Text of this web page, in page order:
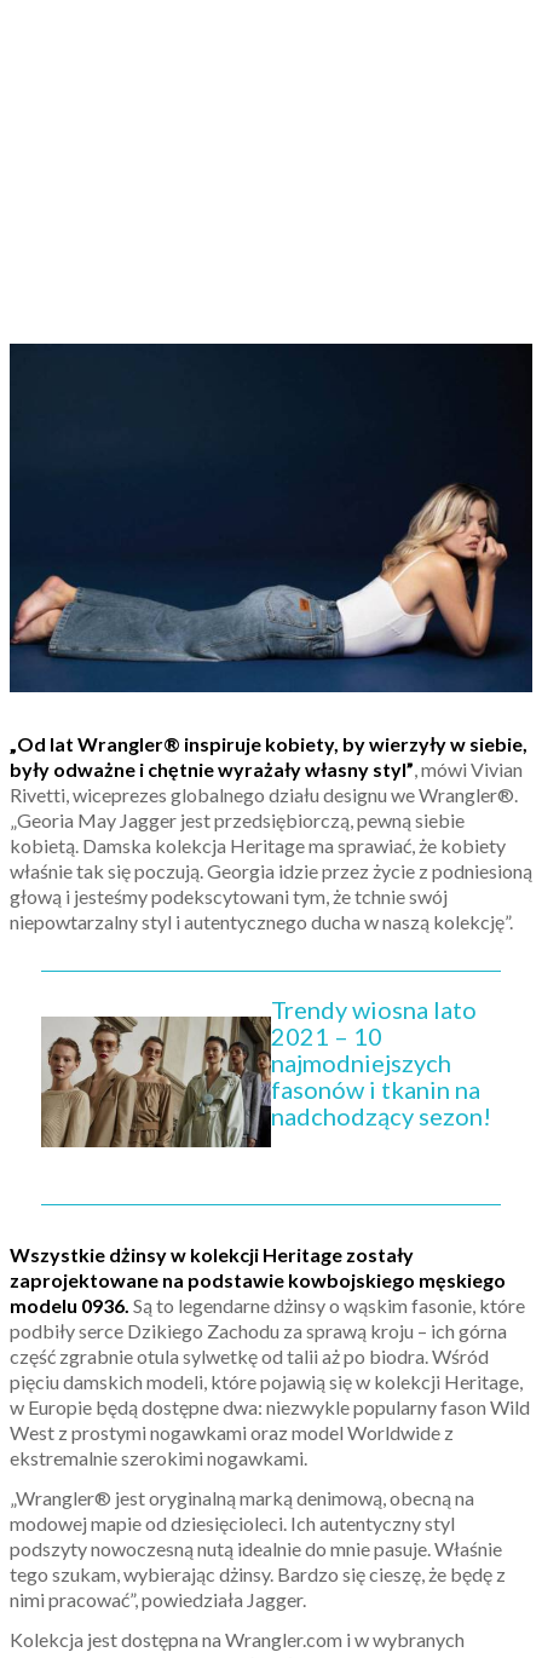
„Od lat Wrangler® inspiruje kobiety, by wierzyły w siebie,
były odważne i chętnie wyrażały własny styl”, mówi Vivian
Rivetti, wiceprezes globalnego działu designu we Wrangler®.
„Georia May Jagger jest przedsiębiorczą, pewną siebie
kobietą. Damska kolekcja Heritage ma sprawiać, że kobiety
właśnie tak się poczują. Georgia idzie przez życie z podniesioną
głową i jesteśmy podekscytowani tym, że tchnie swój
niepowtarzalny styl i autentycznego ducha w naszą kolekcję”.
Trendy wiosna lato
2021 – 10
najmodniejszych
fasonów i tkanin na
nadchodzący sezon!
Wszystkie dżinsy w kolekcji Heritage zostały
zaprojektowane na podstawie kowbojskiego męskiego
modelu 0936. Są to legendarne dżinsy o wąskim fasonie, które
podbiły serce Dzikiego Zachodu za sprawą kroju – ich górna
część zgrabnie otula sylwetkę od talii aż po biodra. Wśród
pięciu damskich modeli, które pojawią się w kolekcji Heritage,
w Europie będą dostępne dwa: niezwykle popularny fason Wild
West z prostymi nogawkami oraz model Worldwide z
ekstremalnie szerokimi nogawkami.
„Wrangler® jest oryginalną marką denimową, obecną na
modowej mapie od dziesięcioleci. Ich autentyczny styl
podszyty nowoczesną nutą idealnie do mnie pasuje. Właśnie
tego szukam, wybierając dżinsy. Bardzo się cieszę, że będę z
nimi pracować”, powiedziała Jagger.
Kolekcja jest dostępna na Wrangler.com i w wybranych